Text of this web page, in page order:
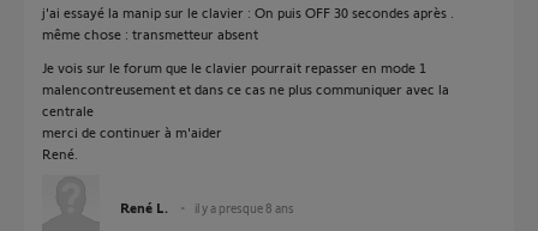
j'ai essayé la manip sur le clavier : On puis OFF 30 secondes après .
même chose : transmetteur absent
Je vois sur le forum que le clavier pourrait repasser en mode 1
malencontreusement et dans ce cas ne plus communiquer avec la
centrale
merci de continuer à m'aider
René.
René L. il y a presque 8 ans